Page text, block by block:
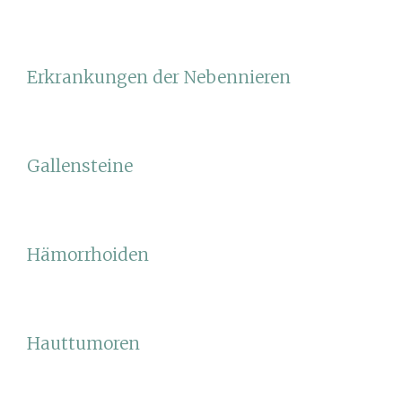
Erkrankungen der Nebennieren
Gallensteine
Hämorrhoiden
Hauttumoren